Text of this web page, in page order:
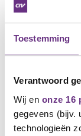
Toestemming
Verantwoord
Wij en onze 16
gegevens (bijv.
technologieën